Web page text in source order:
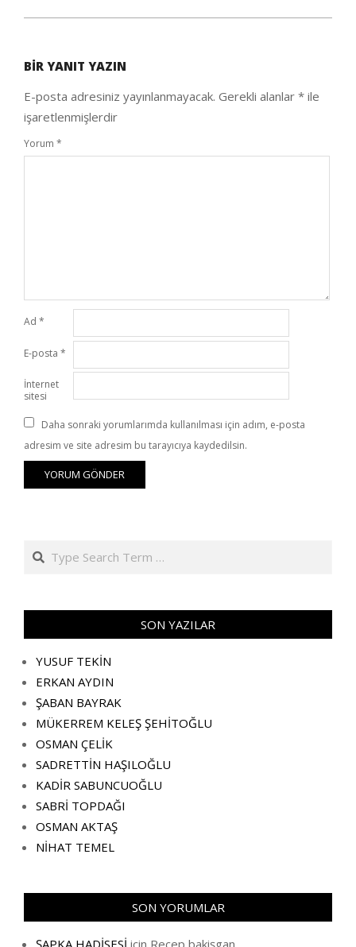
11
BIR YANIT YAZIN
E-posta adresiniz yayınlanmayacak. Gerekli alanlar * ile
işaretlenmişlerdir
Yorum *
Ad *
E-posta *
İnternet
sitesi
Daha sonraki yorumlarımda kullanılması için adım, e-posta
adresim ve site adresim bu tarayıcıya kaydedilsin.
Search
SON YAZILAR
YUSUF TEKİN
ERKAN AYDIN
ŞABAN BAYRAK
MÜKERREM KELEŞ ŞEHİTOĞLU
OSMAN ÇELİK
SADRETTİN HAŞILOĞLU
KADİR SABUNCUOĞLU
SABRİ TOPDAĞI
OSMAN AKTAŞ
NİHAT TEMEL
SON YORUMLAR
ŞAPKA HADİSESİ için Recep bakişgan